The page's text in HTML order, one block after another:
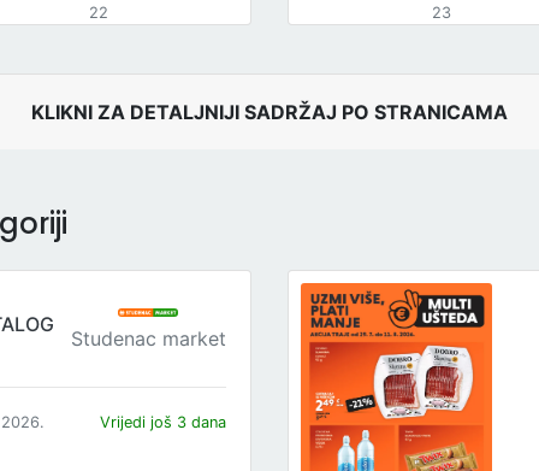
22 23
KLIKNI ZA DETALJNIJI SADRŽAJ PO STRANICAMA
Studenac market
Vrijedi još 3 dana